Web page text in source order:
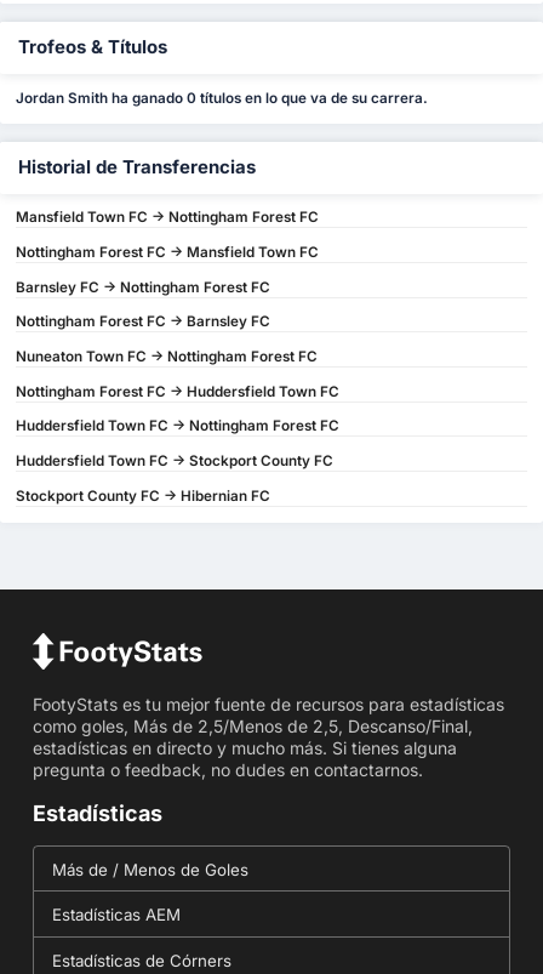
Trofeos & Títulos
Jordan Smith ha ganado 0 títulos en lo que va de su carrera.
Historial de Transferencias
Mansfield Town FC -> Nottingham Forest FC
Nottingham Forest FC -> Mansfield Town FC
Barnsley FC -> Nottingham Forest FC
Nottingham Forest FC -> Barnsley FC
Nuneaton Town FC -> Nottingham Forest FC
Nottingham Forest FC -> Huddersfield Town FC
Huddersfield Town FC -> Nottingham Forest FC
Huddersfield Town FC -> Stockport County FC
Stockport County FC -> Hibernian FC
FootyStats es tu mejor fuente de recursos para estadísticas
como goles, Más de 2,5/Menos de 2,5, Descanso/Final,
estadísticas en directo y mucho más. Si tienes alguna
pregunta o feedback, no dudes en contactarnos.
Estadísticas
Más de / Menos de Goles
Estadísticas AEM
Estadísticas de Córners